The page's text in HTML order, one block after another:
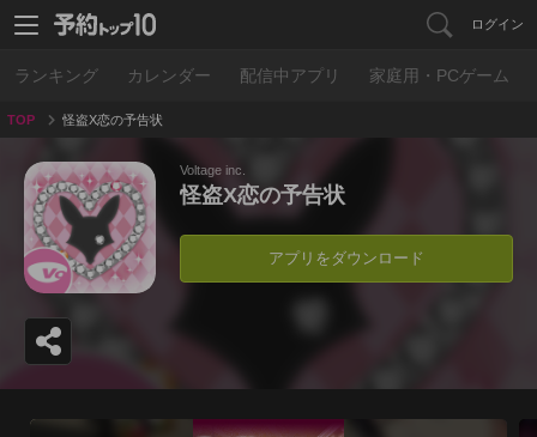
ログイン
ランキング カレンダー 配信中アプリ 家庭用・PCゲーム
TOP 怪盗X恋の予告状
Voltage inc.
怪盗X恋の予告状
アプリをダウンロード